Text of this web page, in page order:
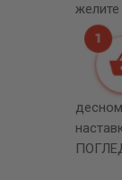
желите